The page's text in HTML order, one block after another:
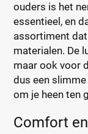
ouders is het
essentieel, en
assortiment
materialen. De
maar ook voor
dus een
om je heen ten
Comfort